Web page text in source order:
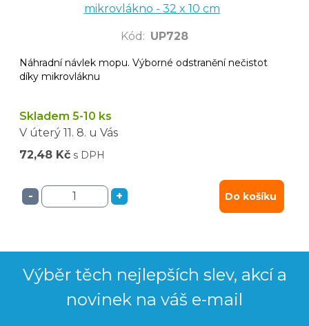
mikrovlákno - 32 x 10 cm
Kód : UP728
Náhradní návlek mopu. Výborné odstranění nečistot
díky mikrovláknu
Skladem 5-10 ks
V úterý 11. 8. u Vás
72,48 Kč s DPH
- + Do košíku
Výběr těch nejlepších slev, akcí a
novinek na váš e-mail